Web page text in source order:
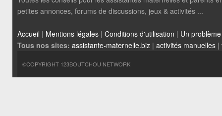
petites annonces, forums de discussions, jeux & activités ...
Accueil | Mentions légales | Conditions d'utilisation | Un
Tous nos sites: assistante-maternelle.biz | activités manuelles |
©COPYRIGHT 123BOUTCHOU NETWORK